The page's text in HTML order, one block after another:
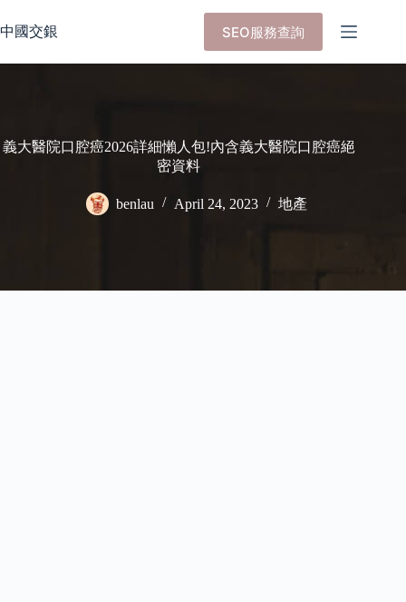
to
content
中國交銀 SEO服務查詢
義大醫院口腔癌2026詳細懶人包!內含義大醫院口腔癌絕
密資料
benlau April 24, 2023 地產